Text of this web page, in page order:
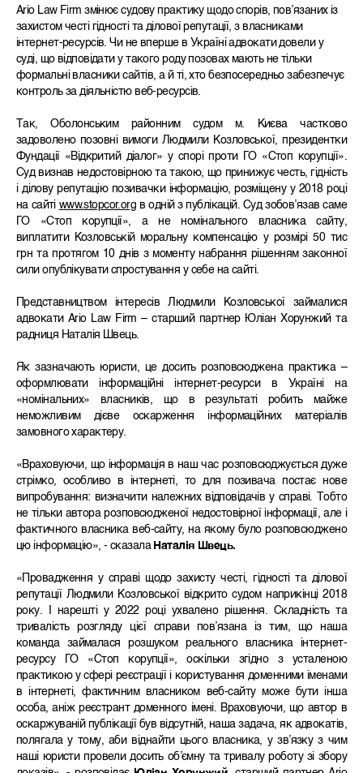
Ario Law Firm змінює судову практику щодо спорів, пов’язаних із
захистом честі гідності та ділової репутації, з власниками
інтернет-ресурсів. Чи не вперше в Україні адвокати довели у
суді, що відповідати у такого роду позовах мають не тільки
формальні власники сайтів, а й ті, хто безпосередньо забезпечує
контроль за діяльністю веб-ресурсів.
Так, Оболонським районним судом м. Києва частково
задоволено позовні вимоги Людмили Козловської, президентки
Фундації «Відкритий діалог» у спорі проти ГО «Стоп корупції».
Суд визнав недостовірною та такою, що принижує честь, гідність
і ділову репутацію позивачки інформацію, розміщену у 2018 році
на сайті www.stopcor.org в одній з публікацій. Суд зобов’язав саме
ГО «Стоп корупції», а не номінального власника сайту,
виплатити Козловській моральну компенсацію у розмірі 50 тис
грн та протягом 10 днів з моменту набрання рішенням законної
сили опублікувати спростування у себе на сайті.
Представництвом інтересів Людмили Козловської займалися
адвокати Ario Law Firm – старший партнер Юліан Хорунжий та
радниця Наталія Швець.
Як зазначають юристи, це досить розповсюджена практика –
оформлювати інформаційні інтернет-ресурси в Україні на
«номінальних» власників, що в результаті робить майже
неможливим дієве оскарження інформаційних матеріалів
замовного характеру.
«Враховуючи, що інформація в наш час розповсюджується дуже
стрімко, особливо в інтернеті, то для позивача постає нове
випробування: визначити належних відповідачів у справі. Тобто
не тільки автора розповсюдженої недостовірної інформації, але і
фактичного власника веб-сайту, на якому було розповсюджено
цю інформацію», - сказала Наталія Швець.
«Провадження у справі щодо захисту честі, гідності та ділової
репутації Людмили Козловської відкрито судом наприкінці 2018
року. І нарешті у 2022 році ухвалено рішення. Складність та
тривалість розгляду цієї справи пов’язана із тим, що наша
команда займалася розшуком реального власника інтернет-
ресурсу ГО «Стоп корупції», оскільки згідно з усталеною
практикою у сфері реєстрації і користування доменними іменами
в інтернеті, фактичним власником веб-сайту може бути інша
особа, аніж реєстрант доменного імені. Враховуючи, що автор в
оскаржуваній публікації був відсутній, наша задача, як адвокатів,
полягала у тому, аби віднайти цього власника, у зв’язку з чим
наші юристи провели досить об’ємну та тривалу роботу зі збору